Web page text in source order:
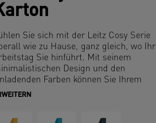
Sie sich mit der Leitz Cosy Serie
wie zu Hause, ganz gleich, wo Ihr
Sie hinführt. Mit seinem
Design und den
Farben können Sie Ihrem
Stil und Farbe verleihen.